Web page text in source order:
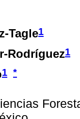
Tagle1
Rodríguez1
1 *